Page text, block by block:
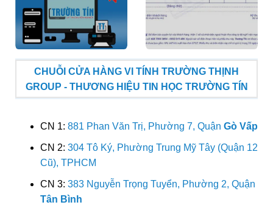
CHUỖI CỬA HÀNG VI TÍNH TRƯỜNG THỊNH
GROUP - THƯƠNG HIỆU TIN HỌC TRƯỜNG TÍN
CN 1: 881 Phan Văn Trị, Phường 7, Quận Gò Vấp
CN 2: 304 Tô Ký, Phường Trung Mỹ Tây (Quận 12
Cũ), TPHCM
CN 3: 383 Nguyễn Trọng Tuyển, Phường 2, Quận
Tân Bình